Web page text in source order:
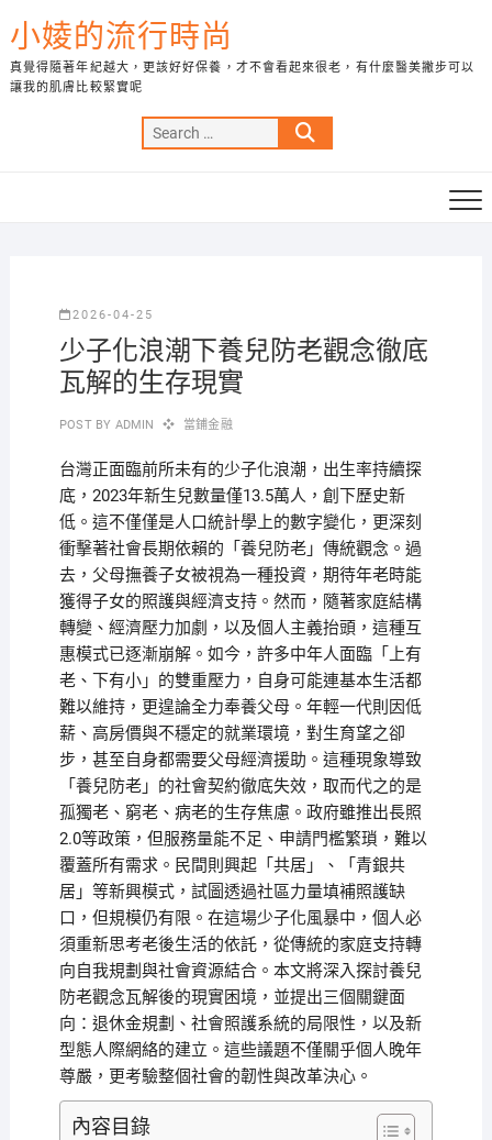
to
content
小婈的流行時尚
真覺得隨著年紀越大，更該好好保養，才不會看起來很老，有什麼醫美撇步可以
讓我的肌膚比較緊實呢
Search
…
2026-04-25
少子化浪潮下養兒防老觀念徹底
瓦解的生存現實
POST BY ADMIN 當鋪金融
台灣正面臨前所未有的少子化浪潮，出生率持續探
底，2023年新生兒數量僅13.5萬人，創下歷史新
低。這不僅僅是人口統計學上的數字變化，更深刻
衝擊著社會長期依賴的「養兒防老」傳統觀念。過
去，父母撫養子女被視為一種投資，期待年老時能
獲得子女的照護與經濟支持。然而，隨著家庭結構
轉變、經濟壓力加劇，以及個人主義抬頭，這種互
惠模式已逐漸崩解。如今，許多中年人面臨「上有
老、下有小」的雙重壓力，自身可能連基本生活都
難以維持，更遑論全力奉養父母。年輕一代則因低
薪、高房價與不穩定的就業環境，對生育望之卻
步，甚至自身都需要父母經濟援助。這種現象導致
「養兒防老」的社會契約徹底失效，取而代之的是
孤獨老、窮老、病老的生存焦慮。政府雖推出長照
2.0等政策，但服務量能不足、申請門檻繁瑣，難以
覆蓋所有需求。民間則興起「共居」、「青銀共
居」等新興模式，試圖透過社區力量填補照護缺
口，但規模仍有限。在這場少子化風暴中，個人必
須重新思考老後生活的依託，從傳統的家庭支持轉
向自我規劃與社會資源結合。本文將深入探討養兒
防老觀念瓦解後的現實困境，並提出三個關鍵面
向：退休金規劃、社會照護系統的局限性，以及新
型態人際網絡的建立。這些議題不僅關乎個人晚年
尊嚴，更考驗整個社會的韌性與改革決心。
內容目錄